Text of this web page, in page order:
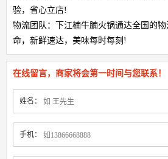
验，省心立店!
物流团队：下江楠牛腩火锅通达全国的
命，新鲜速达，美味每时每刻!
在线留言，商家将会第一时间与您联系！
姓名：
手机：